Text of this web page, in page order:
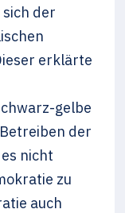
der
erklärte
gelbe
der
nicht
zu
auch